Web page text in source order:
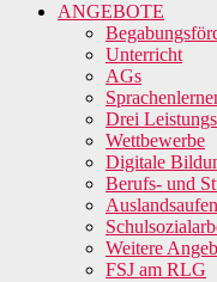
ANGEBOTE
Unterricht
AGs
Drei
Wettbewerbe
Digitale
Berufs- und
Weitere
FSJ am RLG